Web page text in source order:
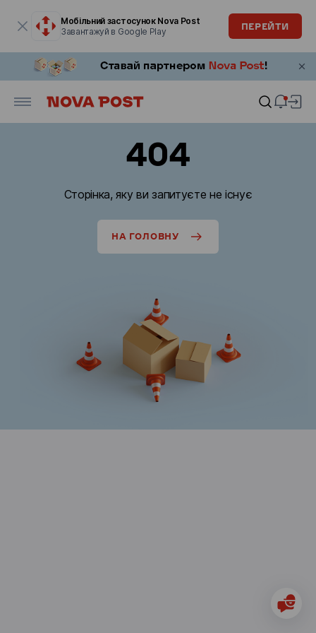
Мобільний застосунок Nova Post
Завантажуй в Google Play
ПЕРЕЙТИ
404
Сторінка, яку ви запитуєте не існує
НА ГОЛОВНУ